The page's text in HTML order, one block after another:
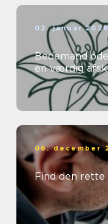
02. januar
Bedemand odense sådan får
en værdig
06. december
Find den